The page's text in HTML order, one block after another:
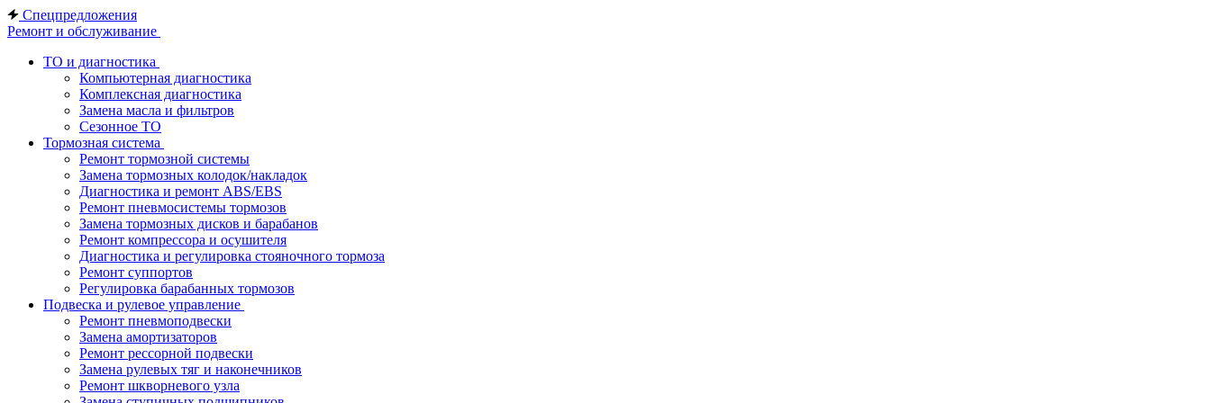
Спецпредложения
Ремонт и обслуживание
ТО и диагностика
Компьютерная диагностика
Комплексная диагностика
Замена масла и фильтров
Сезонное ТО
Тормозная система
Ремонт тормозной системы
Замена тормозных колодок/накладок
Диагностика и ремонт ABS/EBS
Ремонт пневмосистемы тормозов
Замена тормозных дисков и барабанов
Ремонт компрессора и осушителя
Диагностика и регулировка стояночного тормоза
Ремонт суппортов
Регулировка барабанных тормозов
Подвеска и рулевое управление
Ремонт пневмоподвески
Замена амортизаторов
Ремонт рессорной подвески
Замена рулевых тяг и наконечников
Ремонт шкворневого узла